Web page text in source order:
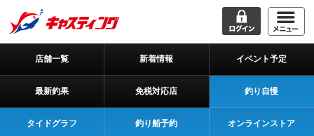
店舗一覧 新着情報 イベント予定
最新釣果 免税対応店 釣り自慢
タイドグラフ 釣り船予約 オンラインストア